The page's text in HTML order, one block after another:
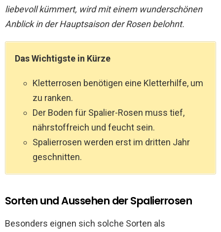
liebevoll kümmert, wird mit einem wunderschönen
Anblick in der Hauptsaison der Rosen belohnt.
Das Wichtigste in Kürze
Kletterrosen benötigen eine Kletterhilfe, um
zu ranken.
Der Boden für Spalier-Rosen muss tief,
nährstoffreich und feucht sein.
Spalierrosen werden erst im dritten Jahr
geschnitten.
Sorten und Aussehen der Spalierrosen
Besonders eignen sich solche Sorten als